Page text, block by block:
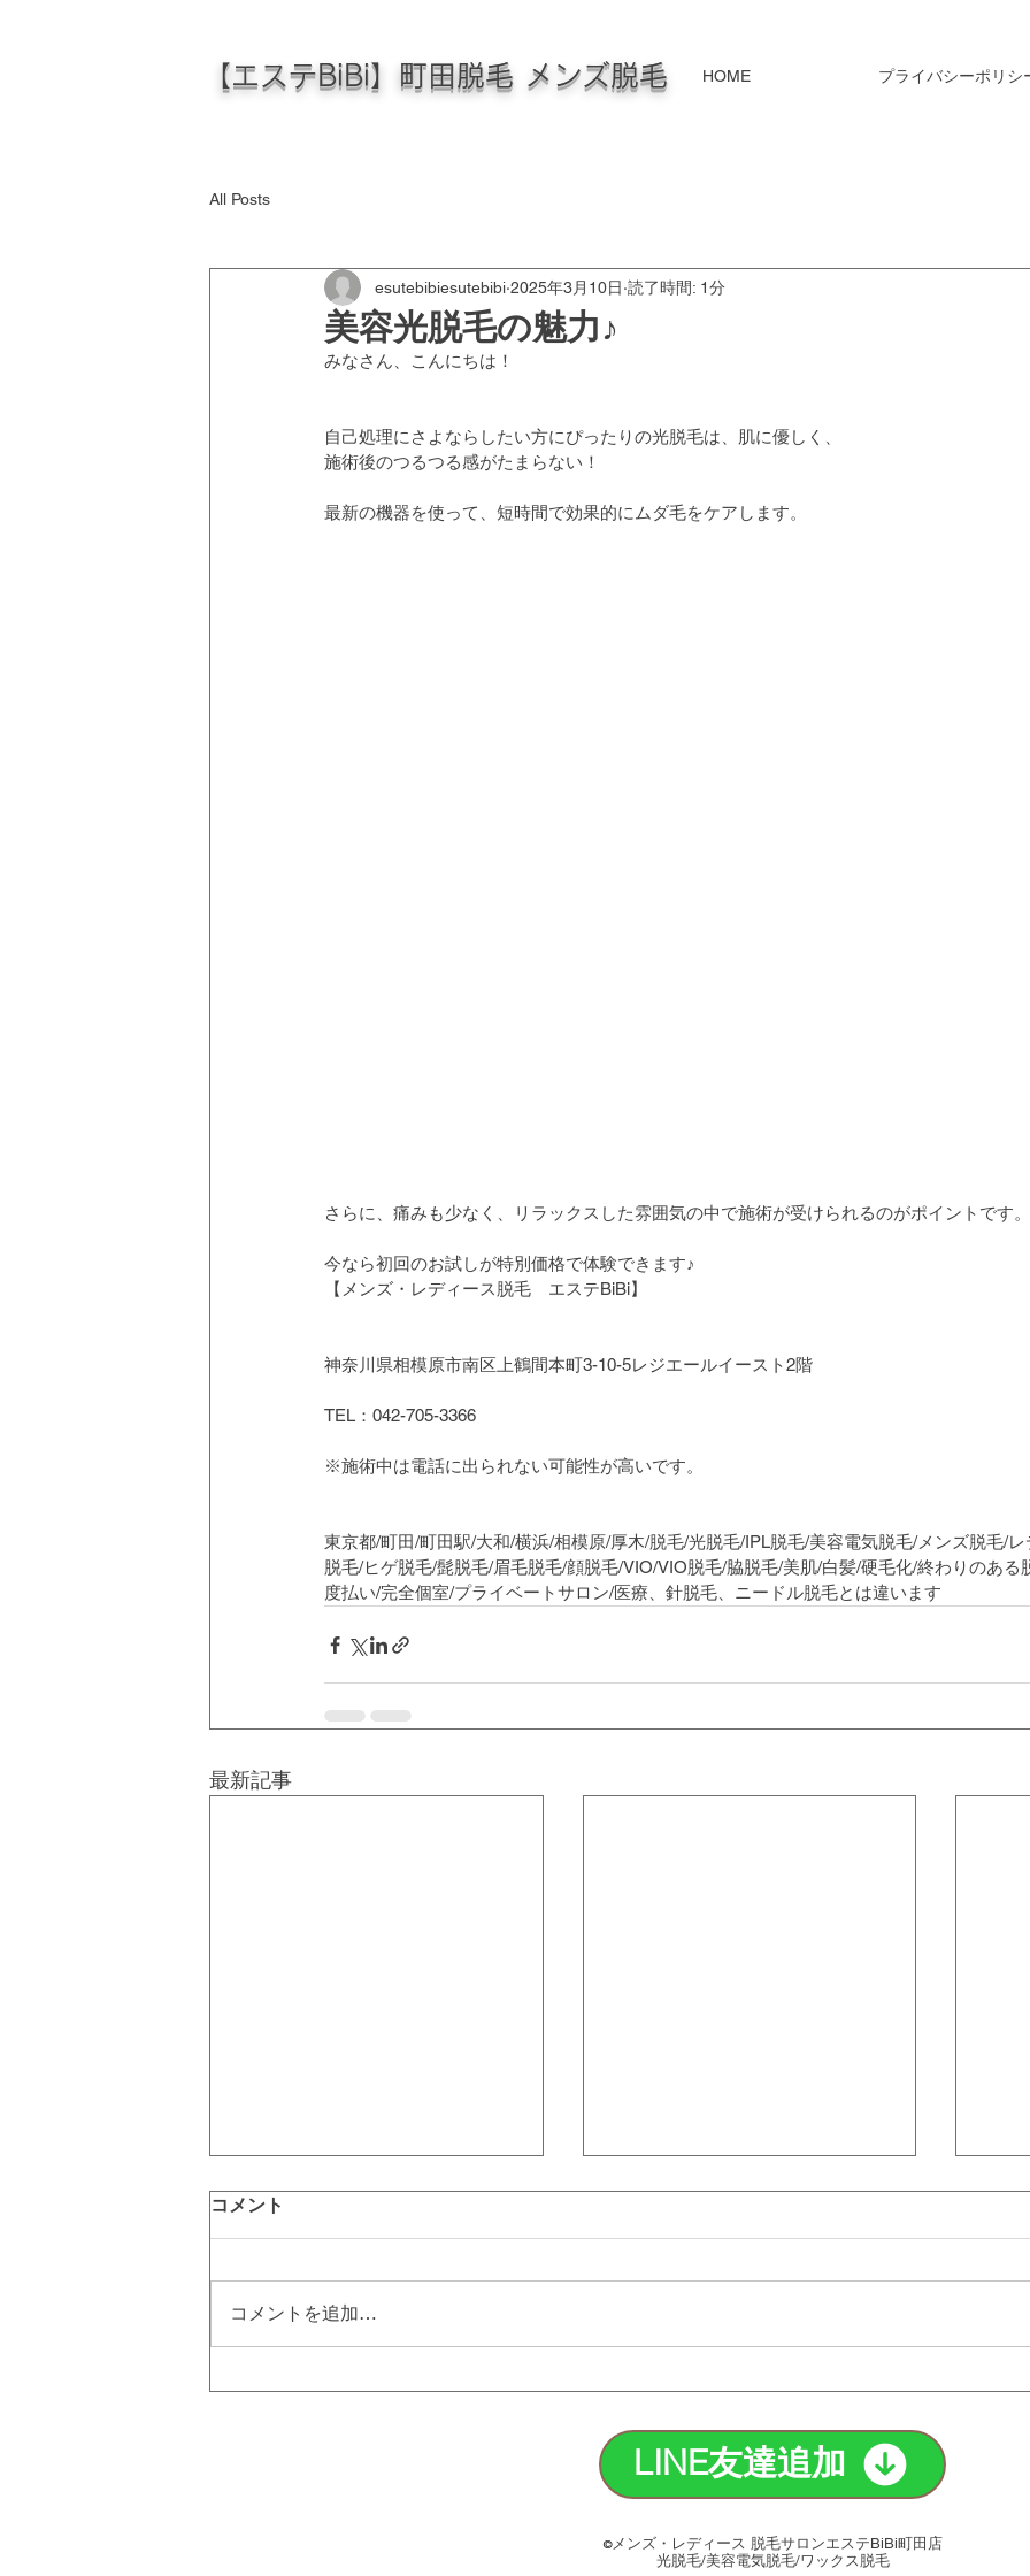
【エステBiBi】町田脱毛 メンズ脱毛 HOME プライバシーポリシ
All Posts
美容光脱毛の魅力♪
esutebibiesutebibi 2025年3月10日 読了時間: 1分
みなさん、こんにちは！
自己処理にさよならしたい方にぴったりの光脱毛は、肌に優しく、
施術後のつるつる感がたまらない！
最新の機器を使って、短時間で効果的にムダ毛をケアします。
さらに、痛みも少なく、リラックスした雰囲気の中で施術が受けられるのがポイントです。
今なら初回のお試しが特別価格で体験できます♪
【メンズ・レディース脱毛　エステBiBi】
神奈川県相模原市南区上鶴間本町3-10-5レジエールイースト2階
TEL：042-705-3366
※施術中は電話に出られない可能性が高いです。
東京都/町田/町田駅/大和/横浜/相模原/厚木/脱毛/光脱毛/IPL脱毛/美容電気脱毛/メンズ脱毛/
脱毛/ヒゲ脱毛/髭脱毛/眉毛脱毛/顔脱毛/VIO/VIO脱毛/脇脱毛/美肌/白髪/硬毛化/終わりのある
度払い/完全個室/プライベートサロン/医療、針脱毛、ニードル脱毛とは違います
最新記事
【エステBiBi】
コメント
コメントを追加…
LINE友達追加
©メンズ・レディース 脱毛サロンエステBiBi町田店
光脱毛/美容電気脱毛/ワックス脱毛